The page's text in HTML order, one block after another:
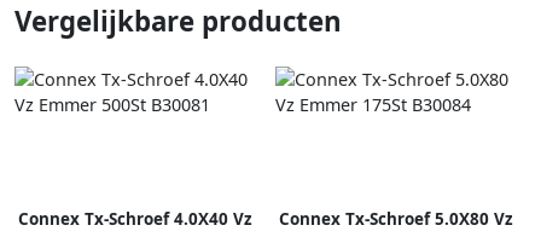
Vergelijkbare producten
Connex Tx-Schroef 4.0X40 Vz
Connex Tx-Schroef 5.0X80 Vz